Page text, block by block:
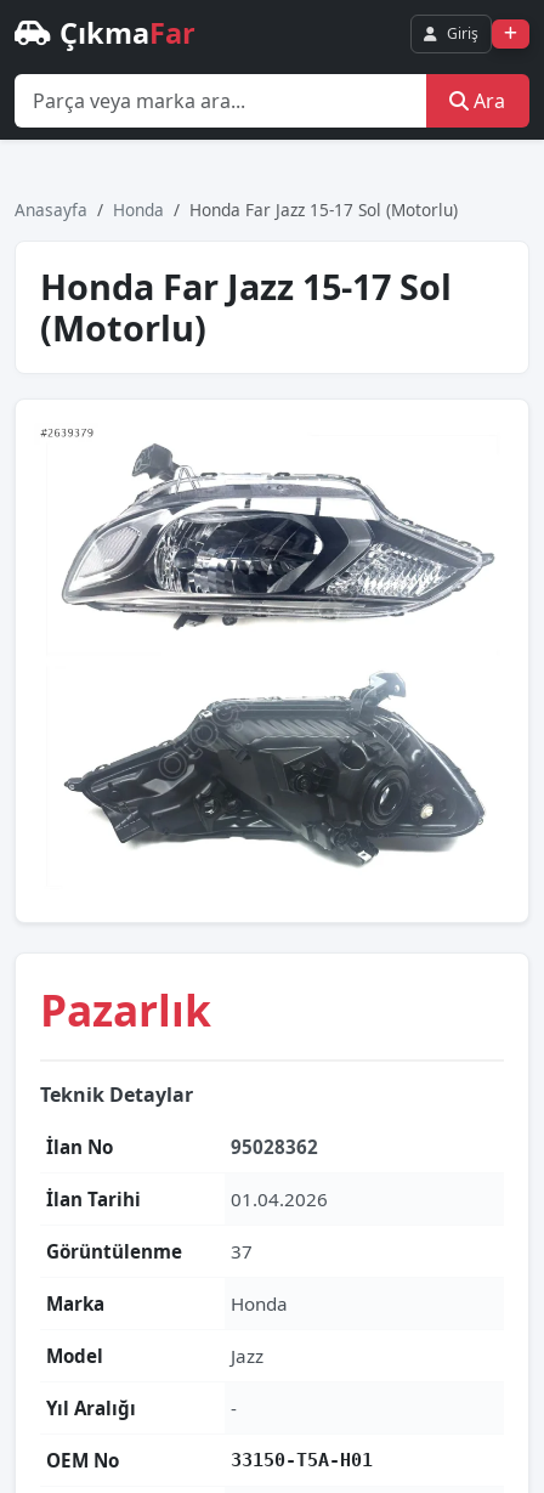
ÇıkmaFar Giriş
Ara
Anasayfa Honda Honda Far Jazz 15-17 Sol (Motorlu)
Honda Far Jazz 15-17 Sol
(Motorlu)
Pazarlık
Teknik Detaylar
İlan No 95028362
İlan Tarihi 01.04.2026
Görüntülenme 37
Marka Honda
Model Jazz
Yıl Aralığı -
OEM No 33150-T5A-H01